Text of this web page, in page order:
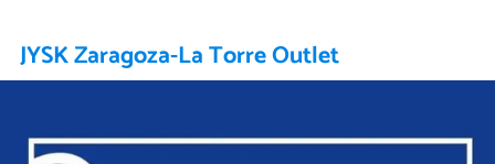
JYSK Zaragoza-La Torre Outlet